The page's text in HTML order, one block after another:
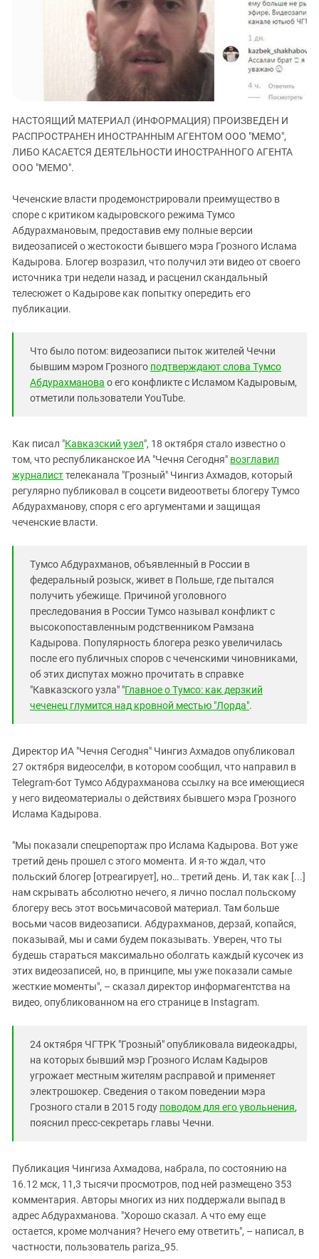
ЗАСТАВЛЯЕТ
КАВКАЗ ЗА ПАЛЕСТИНУ
ИНАКОМЫСЛИЕ В ЧЕЧНЕ
ПРЕСЛЕДОВАНИЕ АКТИВИСТОВ
МОБИЛИЗАЦИЯ И ПРОТЕСТЫ
Кабардино-Балкария
Карачаево-Черкесия
Краснодарский край
Российская Федерация
Северная Осетия - Алания
СКФО
Чечня
Южная Осетия
НАСТОЯЩИЙ МАТЕРИАЛ (ИНФОРМАЦИЯ) ПРОИЗВЕДЕН И
РАСПРОСТРАНЕН ИНОСТРАННЫМ АГЕНТОМ ООО "МЕМО",
ЛИБО КАСАЕТСЯ ДЕЯТЕЛЬНОСТИ ИНОСТРАННОГО АГЕНТА
ООО "МЕМО".
Чеченские власти продемонстрировали преимущество в
споре с критиком кадыровского режима Тумсо
Абдурахмановым, предоставив ему полные версии
видеозаписей о жестокости бывшего мэра Грозного Ислама
Кадырова. Блогер возразил, что получил эти видео от своего
источника три недели назад, и расценил скандальный
телесюжет о Кадырове как попытку опередить его
публикации.
Что было потом: видеозаписи пыток жителей Чечни
бывшим мэром Грозного подтверждают слова Тумсо
Абдурахманова о его конфликте с Исламом Кадыровым,
отметили пользователи YouTube.
Как писал "Кавказский узел", 18 октября стало известно о
том, что республиканское ИА "Чечня Сегодня" возглавил
журналисттелеканала "Грозный" Чингиз Ахмадов, который
регулярно публиковал в соцсети видеоответы блогеру Тумсо
Абдурахманову, споря с его аргументами и защищая
чеченские власти.
Тумсо Абдурахманов, объявленный в России в
федеральный розыск, живет в Польше, где пытался
получить убежище. Причиной уголовного
преследования в России Тумсо называл конфликт с
высокопоставленным родственником Рамзана
Кадырова. Популярность блогера резко увеличилась
после его публичных споров с чеченскими чиновниками,
об этих диспутах можно прочитать в справке
"Кавказского узла" "Главное о Тумсо: как дерзкий
чеченец глумится над кровной местью "Лорда".
Директор ИА "Чечня Сегодня" Чингиз Ахмадов опубликовал
27 октября видеоселфи, в котором сообщил, что направил в
Telegram-бот Тумсо Абдурахманова ссылку на все имеющиеся
у него видеоматериалы о действиях бывшего мэра Грозного
Ислама Кадырова.
"Мы показали спецрепортаж про Ислама Кадырова. Вот уже
третий день прошел с этого момента. И я-то ждал, что
польский блогер [отреагирует], но… третий день. И, так как [...]
нам скрывать абсолютно нечего, я лично послал польскому
блогеру весь этот восьмичасовой материал. Там больше
восьми часов видеозаписи. Абдурахманов, дерзай, копайся,
показывай, мы и сами будем показывать. Уверен, что ты
будешь стараться максимально оболгать каждый кусочек из
этих видеозаписей, но, в принципе, мы уже показали самые
жесткие моменты", – сказал директор информагентства на
видео, опубликованном на его странице в Instagram.
24 октября ЧГТРК "Грозный" опубликовала видеокадры,
на которых бывший мэр Грозного Ислам Кадыров
угрожает местным жителям расправой и применяет
электрошокер. Сведения о таком поведении мэра
Грозного стали в 2015 году поводом для его увольнения,
пояснил пресс-секретарь главы Чечни.
Публикация Чингиза Ахмадова, набрала, по состоянию на
16.12 мск, 11,3 тысячи просмотров, под ней размещено 353
комментария. Авторы многих из них поддержали выпад в
адрес Абдурахманова. "Хорошо сказал. А что ему еще
остается, кроме молчания? Нечего ему ответить", – написал, в
частности, пользователь pariza_95.